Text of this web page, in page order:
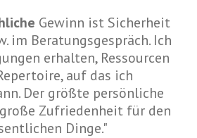
Gewinn ist Sicherheit
im Beratungsgespräch. Ich
erhalten, Ressourcen
auf das ich
Der größte persönliche
Zufriedenheit für den
Dinge."